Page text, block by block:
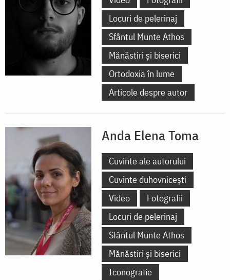
Locuri de pelerinaj
Sfântul Munte Athos
Mănăstiri și biserici
Ortodoxia în lume
Articole despre autor
Anda Elena Toma
Cuvinte ale autorului
Cuvinte duhovnicești
Video
Fotografii
Locuri de pelerinaj
Sfântul Munte Athos
Mănăstiri și biserici
Iconografie